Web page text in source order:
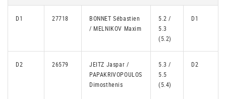
D1 27718
BONNET Sébastien
/ MELNIKOV Maxim
5.2 /
5.3
(5.2)
D1
D2 26579
JEITZ Jaspar /
PAPAKRIVOPOULOS
Dimosthenis
5.3 /
5.5
(5.4)
D2